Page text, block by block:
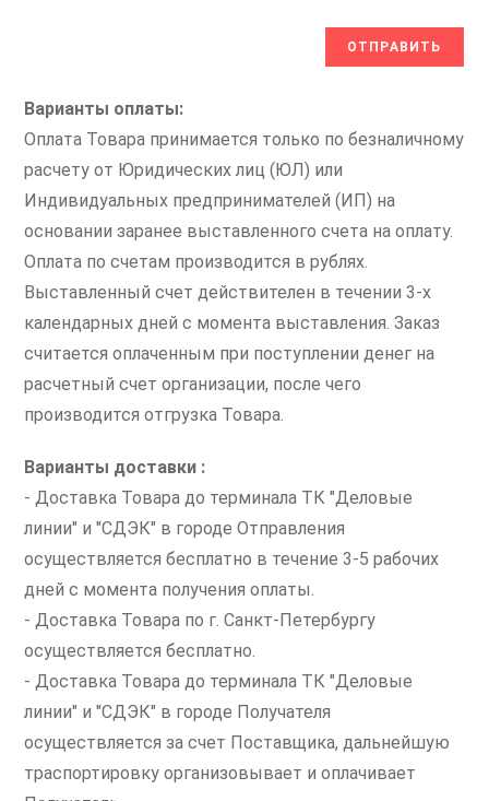
Варианты оплаты:
Оплата Товара принимается только по безналичному
расчету от Юридических лиц (ЮЛ) или
Индивидуальных предпринимателей (ИП) на
основании заранее выставленного счета на оплату.
Оплата по счетам производится в рублях.
Выставленный счет действителен в течении 3-х
календарных дней с момента выставления. Заказ
считается оплаченным при поступлении денег на
расчетный счет организации, после чего
производится отгрузка Товара.
Варианты доставки :
- Доставка Товара до терминала ТК "Деловые
линии" и "СДЭК" в городе Отправления
осуществляется бесплатно в течение 3-5 рабочих
дней с момента получения оплаты.
- Доставка Товара по г. Санкт-Петербургу
осуществляется бесплатно.
- Доставка Товара до терминала ТК "Деловые
линии" и "СДЭК" в городе Получателя
осуществляется за счет Поставщика, дальнейшую
траспортировку организовывает и оплачивает